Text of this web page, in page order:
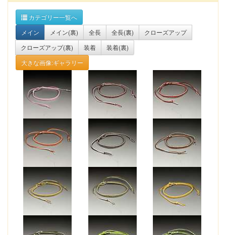
カテゴリー一覧へ
メイン
メイン(裏) 全長 全長(裏)
クローズアップ
クローズアップ(裏)
装着
装着(裏)
大きな画像:ギャラリー